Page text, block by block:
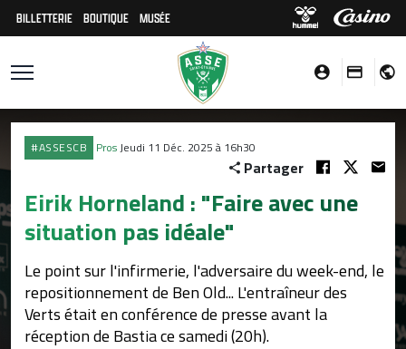
BILLETTERIE BOUTIQUE MUSÉE
#ASSESCB ProsJeudi 11 Déc. 2025 à 16h30
Partager
Eirik Horneland : "Faire avec une
situation pas idéale"
Le point sur l'infirmerie, l'adversaire du week-end, le
repositionnement de Ben Old... L'entraîneur des
Verts était en conférence de presse avant la
réception de Bastia ce samedi (20h).